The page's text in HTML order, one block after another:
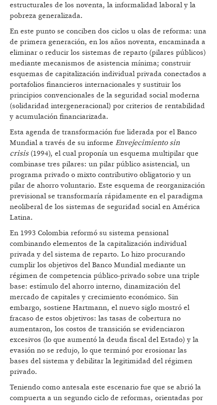
estructurales de los noventa, la informalidad laboral y la
pobreza generalizada.
En este punto se conciben dos ciclos u olas de reforma: una
de primera generación, en los años noventa, encaminada a
eliminar o reducir los sistemas de reparto (pilares públicos)
mediante mecanismos de asistencia mínima; construir
esquemas de capitalización individual privada conectados a
portafolios financieros internacionales y sustituir los
principios convencionales de la seguridad social moderna
(solidaridad intergeneracional) por criterios de rentabilidad
y acumulación financiarizada.
Esta agenda de transformación fue liderada por el Banco
Mundial a través de su informe Envejecimiento sin
crisis (1994), el cual proponía un esquema multipilar que
combinase tres pilares: un pilar público asistencial, un
programa privado o mixto contributivo obligatorio y un
pilar de ahorro voluntario. Este esquema de reorganización
previsional se transformaría rápidamente en el paradigma
neoliberal de los sistemas de seguridad social en América
Latina.
En 1993 Colombia reformó su sistema pensional
combinando elementos de la capitalización individual
privada y del sistema de reparto. Lo hizo procurando
cumplir los objetivos del Banco Mundial mediante un
régimen de competencia público-privado sobre una triple
base: estímulo del ahorro interno, dinamización del
mercado de capitales y crecimiento económico. Sin
embargo, sostiene Hartmann, el nuevo siglo mostró el
fracaso de estos objetivos: las tasas de cobertura no
aumentaron, los costos de transición se evidenciaron
excesivos (lo que aumentó la deuda fiscal del Estado) y la
evasión no se redujo, lo que terminó por erosionar las
bases del sistema y debilitar la legitimidad del régimen
privado.
Teniendo como antesala este escenario fue que se abrió la
compuerta a un segundo ciclo de reformas, orientadas por